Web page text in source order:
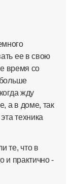
ее в свою
время со
жду
а в доме, так
техника
те, что в
и практично -